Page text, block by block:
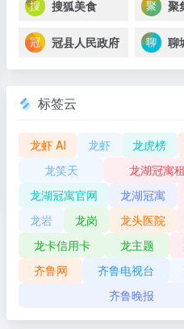
搜狐美食 聚
冠县人民政府
标签云
龙虾 AI 龙虾 龙虎榜
龙笑天
龙湖冠寓
龙湖冠寓官网
龙湖冠寓
龙岩
龙岗 龙头医院
龙卡信用卡
龙主题
齐鲁网
齐鲁电视台
齐鲁晚报